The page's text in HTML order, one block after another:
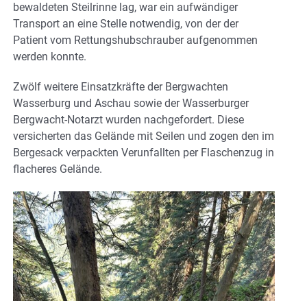
bewaldeten Steilrinne lag, war ein aufwändiger
Transport an eine Stelle notwendig, von der der
Patient vom Rettungshubschrauber aufgenommen
werden konnte.
Zwölf weitere Einsatzkräfte der Bergwachten
Wasserburg und Aschau sowie der Wasserburger
Bergwacht-Notarzt wurden nachgefordert. Diese
versicherten das Gelände mit Seilen und zogen den im
Bergesack verpackten Verunfallten per Flaschenzug in
flacheres Gelände.